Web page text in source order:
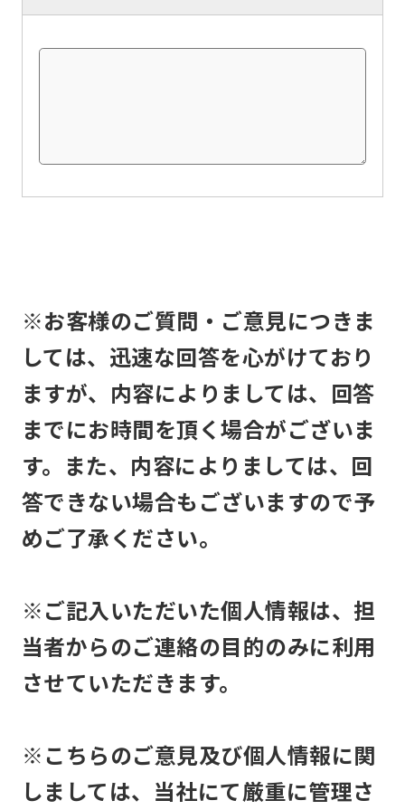
※お客様のご質問・ご意見につきま
しては、迅速な回答を心がけており
ますが、内容によりましては、回答
までにお時間を頂く場合がございま
す。また、内容によりましては、回
答できない場合もございますので予
めご了承ください。
※ご記入いただいた個人情報は、担
当者からのご連絡の目的のみに利用
させていただきます。
※こちらのご意見及び個人情報に関
しましては、当社にて厳重に管理さ